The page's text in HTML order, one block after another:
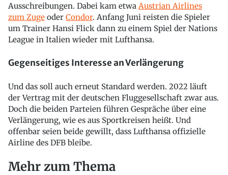
Ausschreibungen. Dabei kam etwa Austrian Airlines
zum Zuge oder Condor. Anfang Juni reisten die Spieler
um Trainer Hansi Flick dann zu einem Spiel der Nations
League in Italien wieder mit Lufthansa.
Gegenseitiges Interesse an Verlängerung
Und das soll auch erneut Standard werden. 2022 läuft
der Vertrag mit der deutschen Fluggesellschaft zwar aus.
Doch die beiden Parteien führen Gespräche über eine
Verlängerung, wie es aus Sportkreisen heißt. Und
offenbar seien beide gewillt, dass Lufthansa offizielle
Airline des DFB bleibe.
Mehr zum Thema